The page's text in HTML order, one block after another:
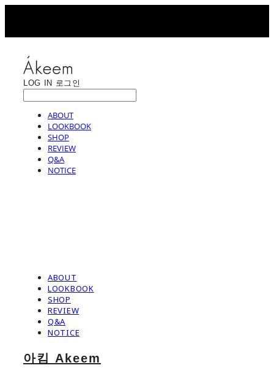
LOG IN 로그인
ABOUT
LOOKBOOK
SHOP
REVIEW
Q&A
NOTICE
ABOUT
LOOKBOOK
SHOP
REVIEW
Q&A
NOTICE
아킴 Akeem